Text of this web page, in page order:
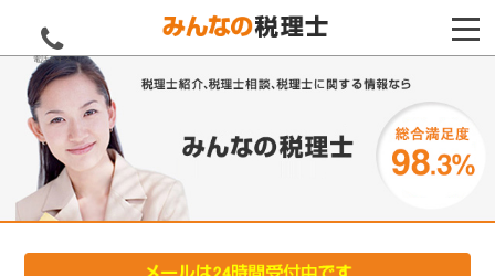
電話をする